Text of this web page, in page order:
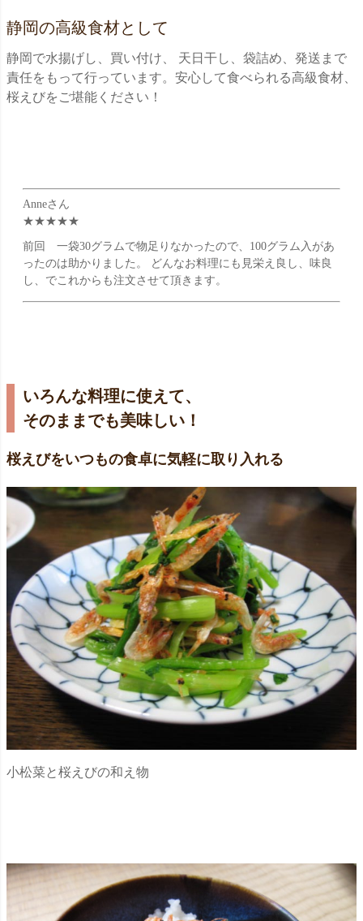
静岡の高級食材として
静岡で水揚げし、買い付け、 天日干し、袋詰め、発送まで
責任をもって行っています。安心して食べられる高級食材、
桜えびをご堪能ください！
Anneさん
★★★★★
前回 一袋30グラムで物足りなかったので、100グラム入があ
ったのは助かりました。 どんなお料理にも見栄え良し、味良
し、でこれからも注文させて頂きます。
いろんな料理に使えて、
そのままでも美味しい！
桜えびをいつもの食卓に気軽に取り入れる
小松菜と桜えびの和え物